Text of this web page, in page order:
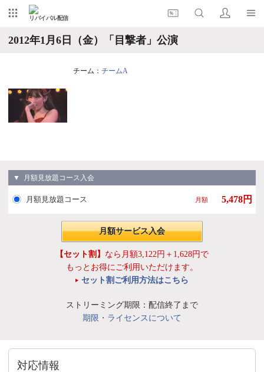
リバイバル配信
2012年1月6日（金）「目撃者」公演
チーム： チームA
▼ 月額見放題コース入会
月額見放題コース 月額 5,478円
月額サービス入会
【セット割】 なら月額3,122円＋1,628円で
もっとお得にご利用いただけます。
セット割ご利用方法はこちら
ストリーミング期限：配信終了まで
期限・ライセンスについて
対応情報